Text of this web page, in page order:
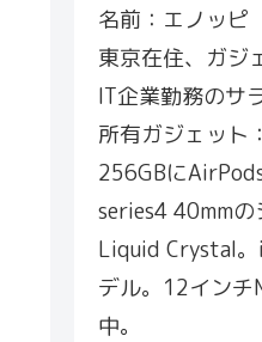
名前：エノッピ
東京在住、ガジ
IT企業勤務のサ
所有ガジェット
256GBに
series4 40mmの
Liquid Crystal
デル。12インチ
中。